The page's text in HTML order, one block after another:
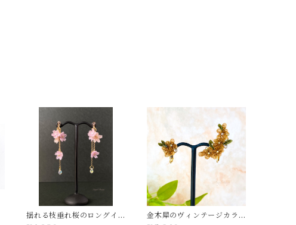
揺れる枝垂れ桜のロングイ
金木犀のヴィンテージカラ